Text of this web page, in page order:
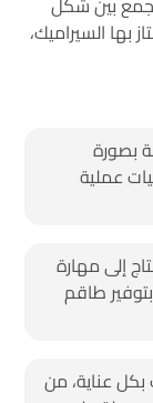
بها السيراميك،
بصورة
عملية
إلى مهارة
طاقم
بكل عناية، من